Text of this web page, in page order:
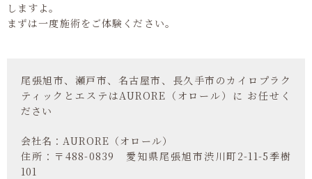
しますよ。
まずは一度施術をご体験ください。
尾張旭市、瀬戸市、名古屋市、長久手市のカイロプラク
ティックとエステはAURORE（オロール）に お任せく
ださい
会社名：AURORE（オロール）
住所：〒488-0839 愛知県尾張旭市渋川町2-11-5季樹
101